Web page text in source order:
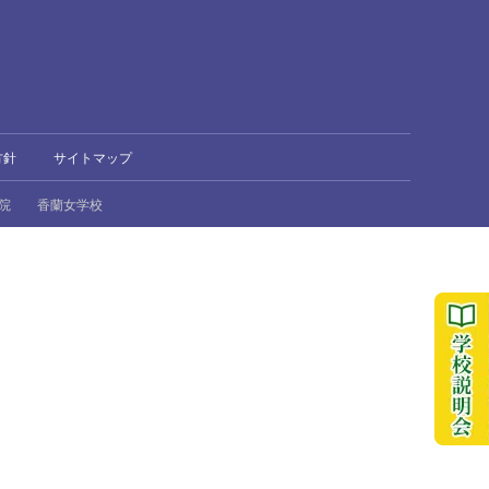
針 サイトマップ
香蘭女学校